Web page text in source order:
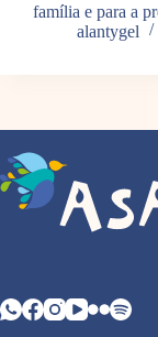
família e para a
alantygel